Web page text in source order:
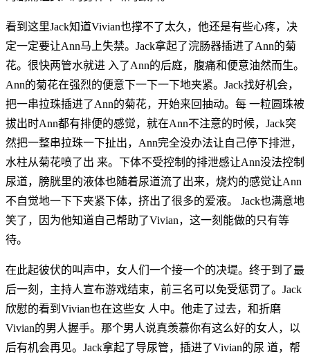
看到这里Jack知道Vivian也撑不了太久，他还是有些心疼，决
定一定要让Ann马上失禁。Jack拿起了浣肠器插进了Ann的菊
花。很快两管水就进 入了Ann的后庭，腹痛和便意油然而生。
Ann的菊花在强烈的便意下一下一下地夹紧。Jack找好机会，
把一串拉珠插进了Ann的菊花，开始来回抽动。每 一粒圆珠被
拔出时Ann都有排便的感觉，就在Ann不注意的时候，Jack突
然把一整串拉珠一下扯出，Ann完全没办法让自己停下排泄，
水柱从菊花喷了出 来。下体不受控制的排泄感让Ann没法控制
尿道，膀胱里的液体也随着尿道流了出来，烧灼的感觉让Ann
不自觉地一下下夹紧下体，挤出了很多的爱液。 Jack也满意地
笑了，因为他知道自己帮助了Vivian，这一刻能做的只有等
待。
在此起彼伏的叫声中，女人们一个接一个的决堤。终于到了最
后一刻，主持人宣布游戏结束，前三名可以免受惩罚了。Jack
欣慰的看到Vivian也在这些女 人中。他走了过去，和折磨
Vivian的男人握手。那个男人说真羡慕你有这么好的女人，以
后有机会再见。Jack拿起了导尿管，插进了Vivian的尿 道，帮